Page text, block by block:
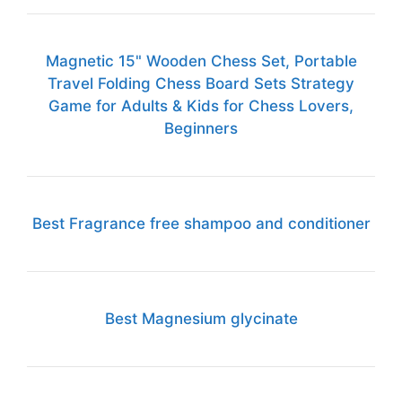
Magnetic 15" Wooden Chess Set, Portable
Travel Folding Chess Board Sets Strategy
Game for Adults & Kids for Chess Lovers,
Beginners
Best Fragrance free shampoo and conditioner
Best Magnesium glycinate